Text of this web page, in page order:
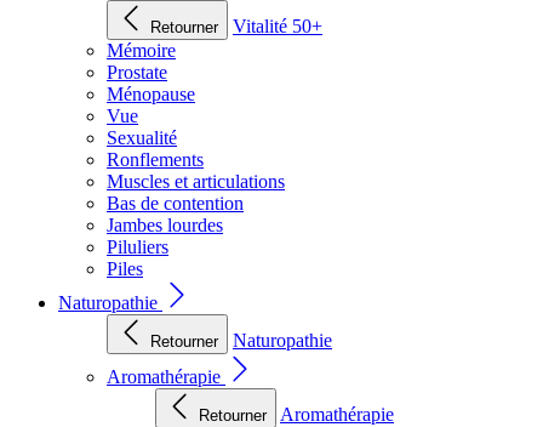
Retourner
Vitalité 50+
Mémoire
Prostate
Ménopause
Vue
Sexualité
Ronflements
Muscles et articulations
Bas de contention
Jambes lourdes
Piluliers
Piles
Naturopathie
Retourner
Naturopathie
Aromathérapie
Retourner
Aromathérapie